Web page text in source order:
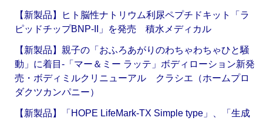
【新製品】ヒト脳性ナトリウム利尿ペプチドキット「ラ
ピッドチップBNP-II」を発売 積水メディカル
【新製品】親子の「おふろあがりのわちゃわちゃひと騒
動」に着目‐「マー＆ミー ラッテ」ボディローション新発
売・ボディミルクリニューアル クラシエ（ホームプロ
ダクツカンパニー）
【新製品】「HOPE LifeMark-TX Simple type」、「生成